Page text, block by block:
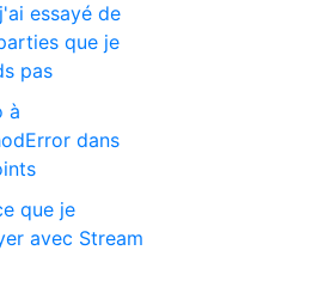
essayé de
que je
pas
à
dans
que je
avec Stream